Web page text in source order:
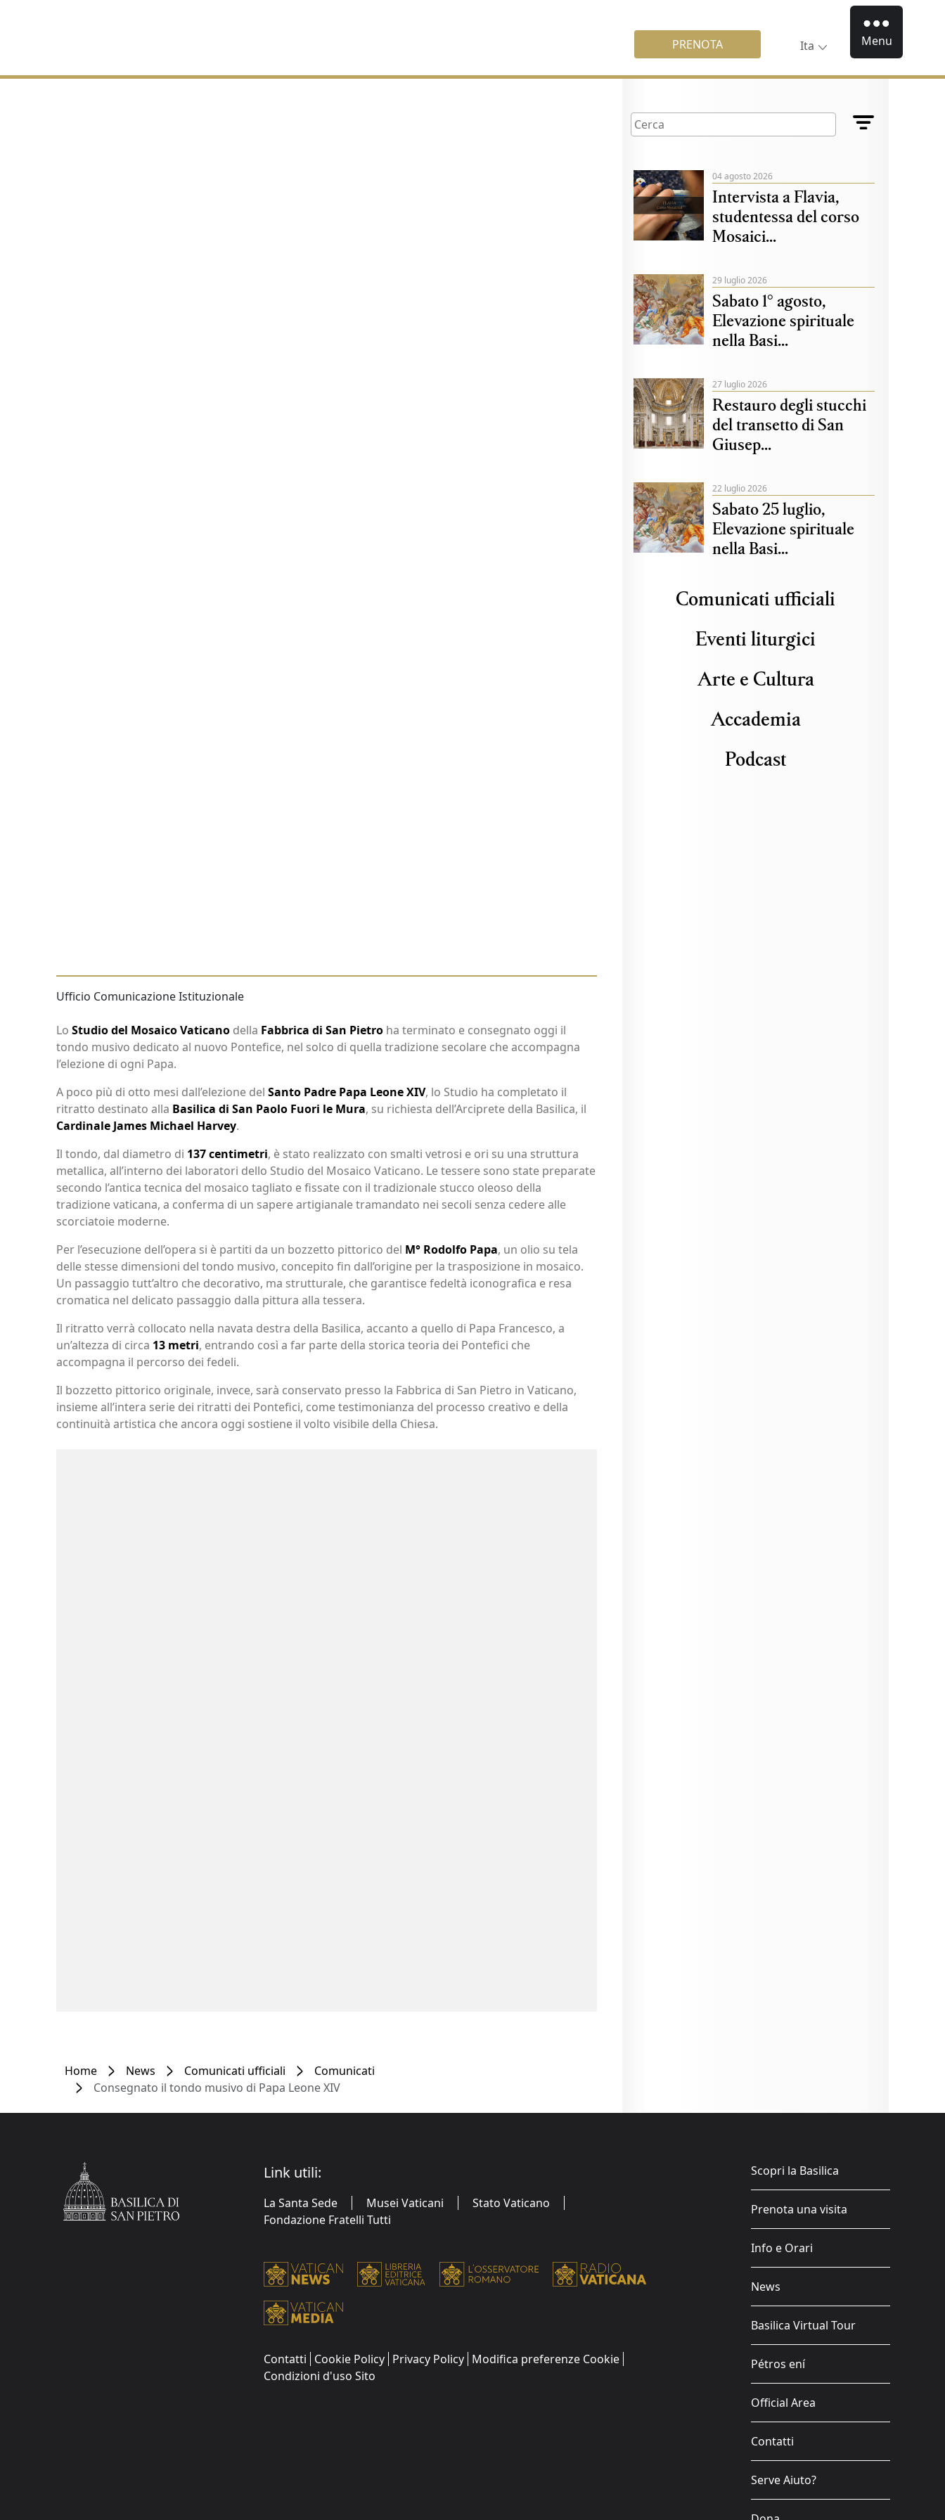
PRENOTA Ita Menu
Ufficio Comunicazione Istituzionale
Lo Studio del Mosaico Vaticano della Fabbrica di San Pietro ha terminato e consegnato oggi il
tondo musivo dedicato al nuovo Pontefice, nel solco di quella tradizione secolare che accompagna
l’elezione di ogni Papa.
A poco più di otto mesi dall’elezione del Santo Padre Papa Leone XIV, lo Studio ha completato il
ritratto destinato alla Basilica di San Paolo Fuori le Mura, su richiesta dell’Arciprete della Basilica, il
Cardinale James Michael Harvey.
Il tondo, dal diametro di 137 centimetri, è stato realizzato con smalti vetrosi e ori su una struttura
metallica, all’interno dei laboratori dello Studio del Mosaico Vaticano. Le tessere sono state preparate
secondo l’antica tecnica del mosaico tagliato e fissate con il tradizionale stucco oleoso della
tradizione vaticana, a conferma di un sapere artigianale tramandato nei secoli senza cedere alle
scorciatoie moderne.
Per l’esecuzione dell’opera si è partiti da un bozzetto pittorico del M° Rodolfo Papa, un olio su tela
delle stesse dimensioni del tondo musivo, concepito fin dall’origine per la trasposizione in mosaico.
Un passaggio tutt’altro che decorativo, ma strutturale, che garantisce fedeltà iconografica e resa
cromatica nel delicato passaggio dalla pittura alla tessera.
Il ritratto verrà collocato nella navata destra della Basilica, accanto a quello di Papa Francesco, a
un’altezza di circa 13 metri, entrando così a far parte della storica teoria dei Pontefici che
accompagna il percorso dei fedeli.
Il bozzetto pittorico originale, invece, sarà conservato presso la Fabbrica di San Pietro in Vaticano,
insieme all’intera serie dei ritratti dei Pontefici, come testimonianza del processo creativo e della
continuità artistica che ancora oggi sostiene il volto visibile della Chiesa.
Home News Comunicati ufficiali
Comunicati
Consegnato il tondo musivo di Papa Leone XIV
04 agosto 2026
Intervista a Flavia,
studentessa del corso
Mosaici...
29 luglio 2026
Sabato 1° agosto,
Elevazione spirituale
nella Basi...
27 luglio 2026
Restauro degli stucchi
del transetto di San
Giusep...
22 luglio 2026
Sabato 25 luglio,
Elevazione spirituale
nella Basi...
Comunicati ufficiali
Eventi liturgici
Arte e Cultura
Accademia
Podcast
Link utili:
La Santa Sede Musei Vaticani
Stato Vaticano
Fondazione Fratelli Tutti
Contatti Cookie Policy Privacy Policy Modifica preferenze Cookie
Condizioni d'uso Sito
Scopri la Basilica
Prenota una visita
Info e Orari
News
Basilica Virtual Tour
Pétros ení
Official Area
Contatti
Serve Aiuto?